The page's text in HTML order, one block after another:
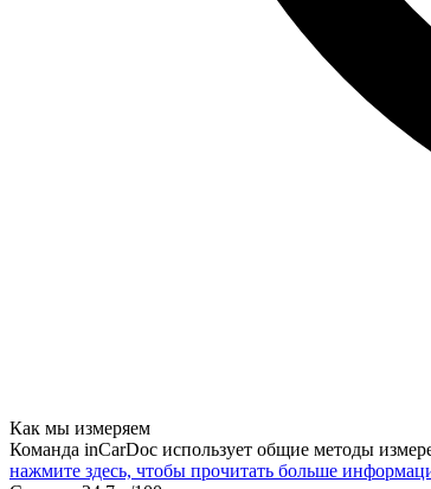
Как мы измеряем
Команда inCarDoc использует общие методы
нажмите здесь, чтобы прочитать больше